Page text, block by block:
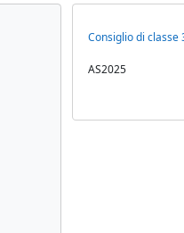
Consiglio di classe
AS2025